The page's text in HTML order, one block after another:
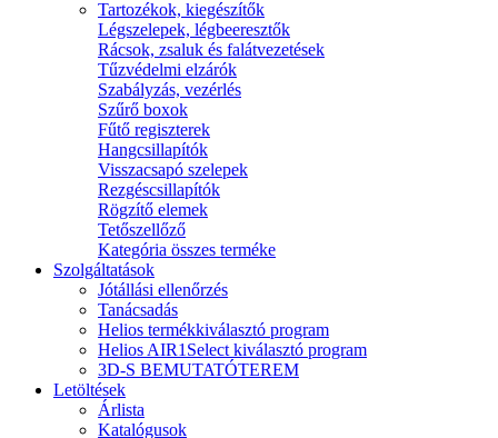
Tartozékok, kiegészítők
Légszelepek, légbeeresztők
Rácsok, zsaluk és falátvezetések
Tűzvédelmi elzárók
Szabályzás, vezérlés
Szűrő boxok
Fűtő regiszterek
Hangcsillapítók
Visszacsapó szelepek
Rezgéscsillapítók
Rögzítő elemek
Tetőszellőző
Kategória összes terméke
Szolgáltatások
Jótállási ellenőrzés
Tanácsadás
Helios termékkiválasztó program
Helios AIR1Select kiválasztó program
3D-S BEMUTATÓTEREM
Letöltések
Árlista
Katalógusok